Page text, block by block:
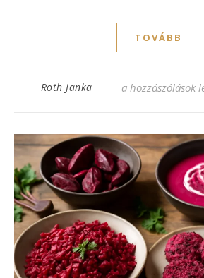
TOVÁBB
Roth Janka Cékla leves
a hozzászólások